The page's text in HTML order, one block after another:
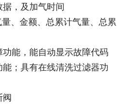
，及加气时间
、金额、总累计气量、总累
能，能自动显示故障代码
；具有在线清洗过滤器功
阀